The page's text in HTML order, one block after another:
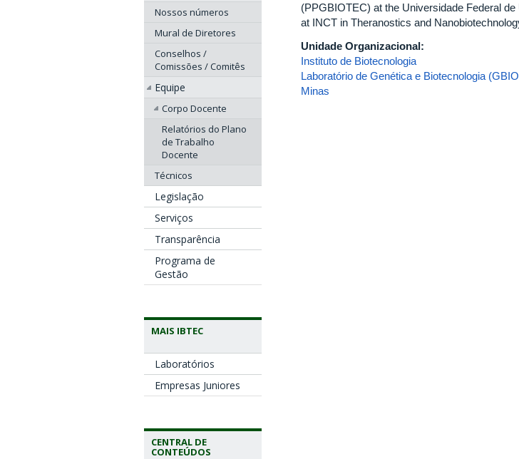
Nossos números
Mural de Diretores
Conselhos /
Comissões / Comitês
Equipe
Corpo Docente
Relatórios do Plano
de Trabalho
Docente
Técnicos
Legislação
Serviços
Transparência
Programa de
Gestão
MAIS IBTEC
Laboratórios
Empresas Juniores
CENTRAL DE
CONTEÚDOS
(PPGBIOTEC) at the Universidade Federal
at INCT in Theranostics and
Unidade Organizacional:
Instituto de Biotecnologia
Laboratório de Genética e Biotecnologia
Minas